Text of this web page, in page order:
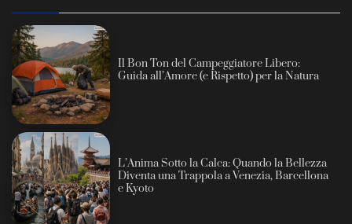
Il Bon Ton del Campeggiatore Libero:
Guida all’Amore (e Rispetto) per la Natura
L’Anima Sotto la Calca: Quando la Bellezza
Diventa una Trappola a Venezia, Barcellona
e Kyoto